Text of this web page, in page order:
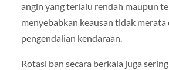
angin yang terlalu rendah maupun
menyebabkan keausan tidak
pengendalian kendaraan.
Rotasi ban secara berkala juga